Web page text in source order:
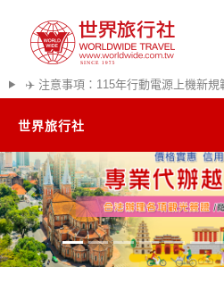
✈️ 注意事項：115年行動電源上機新規
世界旅行社
精彩越南
熱門韓國
超夯日本
往前